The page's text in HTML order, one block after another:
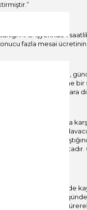
M. S. işyerinde 1
fazla mesai ücretinin
1 saat öğle tatili,
ara dinlenme
gerekirken 1 saat ara
emir ve talimatlarına
belirtildiği üzere
içinde fiilen
anlaşılmaktadır.
kaynak bölümünde
olduğu tarihe kadar
belirtildiğini ileri